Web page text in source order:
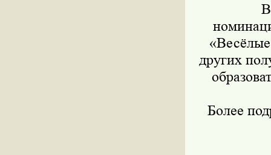
других
Более